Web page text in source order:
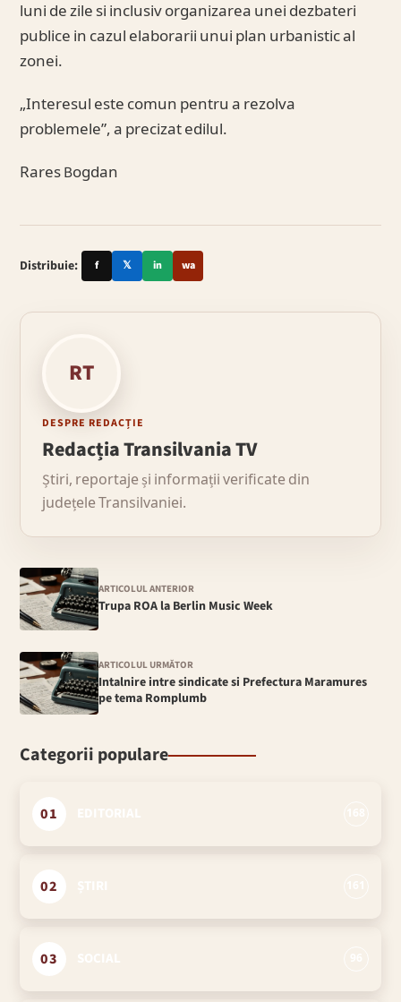
luni de zile si inclusiv organizarea unei dezbateri
publice in cazul elaborarii unui plan urbanistic al
zonei.
„Interesul este comun pentru a rezolva
problemele”, a precizat edilul.
Rares Bogdan
Distribuie: f 𝕏 in wa
RT
DESPRE REDACȚIE
Redacția Transilvania TV
Știri, reportaje și informații verificate din
județele Transilvaniei.
ARTICOLUL ANTERIOR
Trupa ROA la Berlin Music Week
ARTICOLUL URMĂTOR
Intalnire intre sindicate si Prefectura Maramures
pe tema Romplumb
Categorii populare
01
02
03